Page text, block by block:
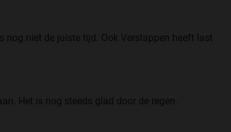
nog niet de juiste tijd. Ook Verstappen heeft last
Het is nog steeds glad door de regen.